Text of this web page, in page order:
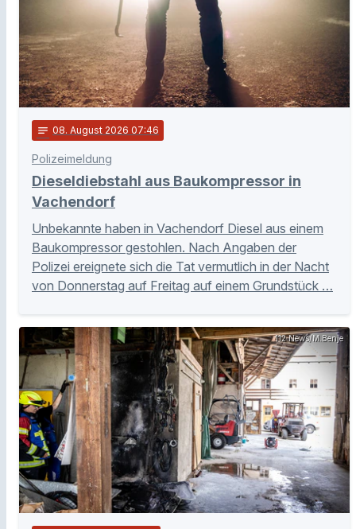
notes 08. August 2026 07:46
Polizeimeldung
Dieseldiebstahl aus Baukompressor in
Vachendorf
Unbekannte haben in Vachendorf Diesel aus einem
Baukompressor gestohlen. Nach Angaben der
Polizei ereignete sich die Tat vermutlich in der Nacht
von Donnerstag auf Freitag auf einem Grundstück …
112 News/M.Benje